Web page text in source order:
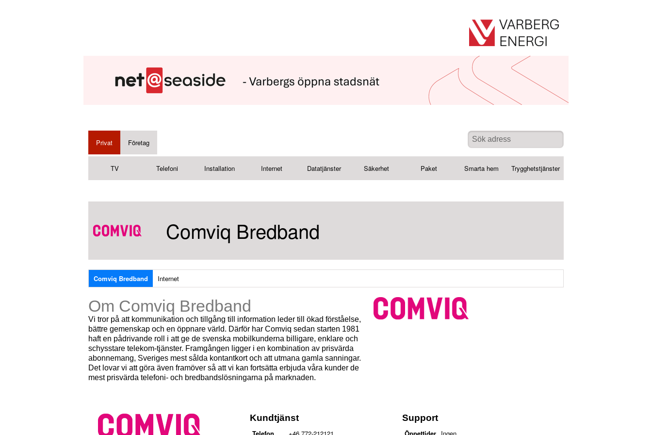
Privat Företag
TV Telefoni Installation Internet Datatjänster Säkerhet Paket Smarta hem Trygghetstjänster
Comviq Bredband
Comviq Bredband Internet
Om Comviq Bredband
Vi tror på att kommunikation och tillgång till information leder till ökad förståelse,
bättre gemenskap och en öppnare värld. Därför har Comviq sedan starten 1981
haft en pådrivande roll i att ge de svenska mobilkunderna billigare, enklare och
schysstare telekom-tjänster. Framgången ligger i en kombination av prisvärda
abonnemang, Sveriges mest sålda kontantkort och att utmana gamla sanningar.
Det lovar vi att göra även framöver så att vi kan fortsätta erbjuda våra kunder de
mest prisvärda telefoni- och bredbandslösningarna på marknaden.
Kundtjänst Support